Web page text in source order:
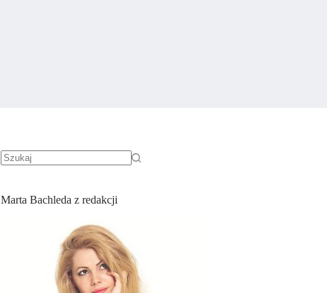
Marta Bachleda z redakcji